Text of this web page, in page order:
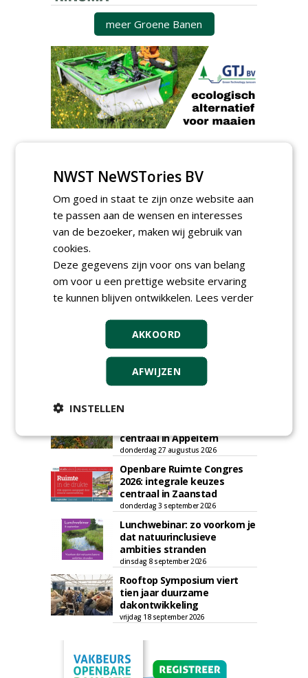
meer Groene Banen
Iedereen kan gratis kleine advertenties
Plaats een gratis advertentie
Roadshow over
GreentoColour en Heem in
Swalmen
Vakdag 'All About Annuals'
centraal in Appeltern
donderdag 27 augustus 2026
Openbare Ruimte Congres
2026: integrale keuzes
centraal in Zaanstad
donderdag 3 september 2026
Lunchwebinar: zo voorkom je
dat natuurinclusieve
ambities stranden
dinsdag 8 september 2026
Rooftop Symposium viert
tien jaar duurzame
dakontwikkeling
vrijdag 18 september 2026
NWST NeWSTories BV
Om goed in staat te zijn onze website aan
te passen aan de wensen en interesses
van de bezoeker, maken wij gebruik van
cookies.
Deze gegevens zijn voor ons van belang
om voor u een prettige website ervaring
te kunnen blijven ontwikkelen. Lees verder
AKKOORD
AFWIJZEN
INSTELLEN